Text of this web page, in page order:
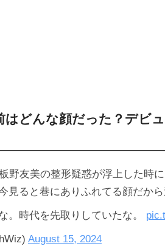
はどんな顔だった？デビ
野友美の整形疑惑が浮上した時
見ると巷にありふれてる顔だから
。時代を先取りしていたな。
August 15, 2024